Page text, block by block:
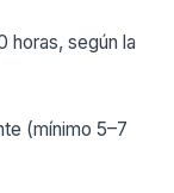
horas, según la
(mínimo 5–7